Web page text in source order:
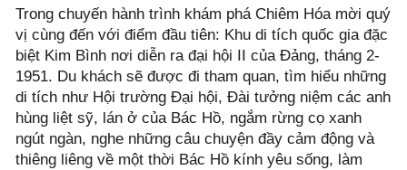
Trong chuyến hành trình khám phá Chiêm Hóa mời quý
vị cùng đến với điểm đầu tiên: Khu di tích quốc gia đặc
biệt Kim Bình nơi diễn ra đại hội II của Đảng, tháng 2-
1951. Du khách sẽ được đi tham quan, tìm hiểu những
di tích như Hội trường Đại hội, Đài tưởng niệm các anh
hùng liệt sỹ, lán ở của Bác Hồ, ngắm rừng cọ xanh
ngút ngàn, nghe những câu chuyện đầy cảm động và
thiêng liêng về một thời Bác Hồ kính yêu sống, làm